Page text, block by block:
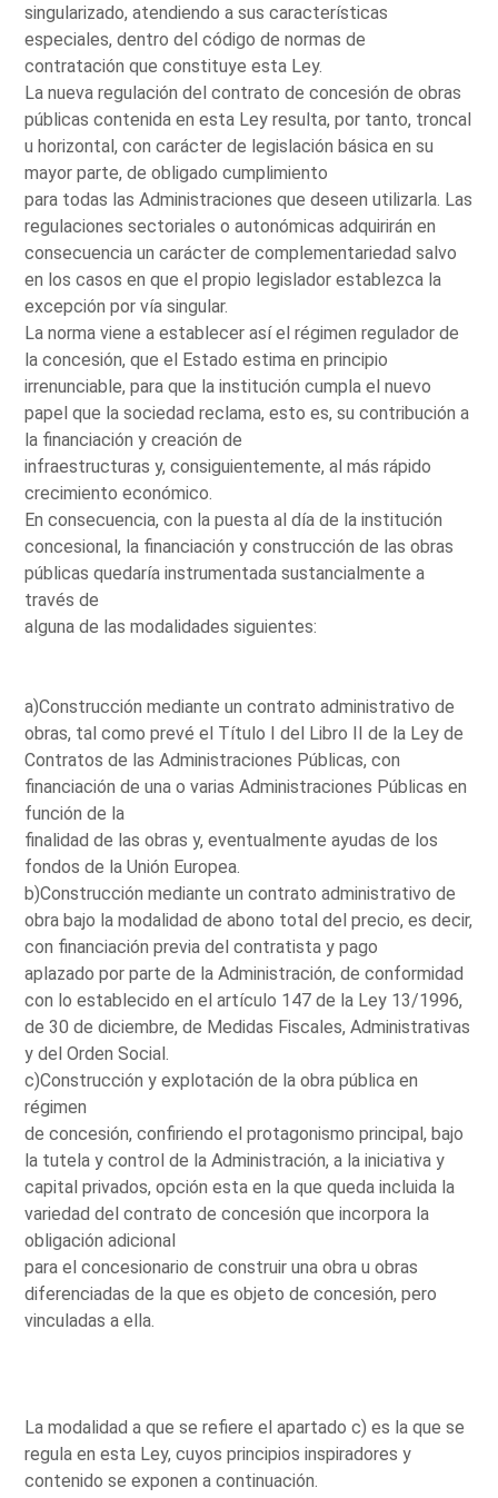
singularizado, atendiendo a sus características
especiales, dentro del código de normas de
contratación que constituye esta Ley.
La nueva regulación del contrato de concesión de obras
públicas contenida en esta Ley resulta, por tanto, troncal
u horizontal, con carácter de legislación básica en su
mayor parte, de obligado cumplimiento
para todas las Administraciones que deseen utilizarla. Las
regulaciones sectoriales o autonómicas adquirirán en
consecuencia un carácter de complementariedad salvo
en los casos en que el propio legislador establezca la
excepción por vía singular.
La norma viene a establecer así el régimen regulador de
la concesión, que el Estado estima en principio
irrenunciable, para que la institución cumpla el nuevo
papel que la sociedad reclama, esto es, su contribución a
la financiación y creación de
infraestructuras y, consiguientemente, al más rápido
crecimiento económico.
En consecuencia, con la puesta al día de la institución
concesional, la financiación y construcción de las obras
públicas quedaría instrumentada sustancialmente a
través de
alguna de las modalidades siguientes:
a)Construcción mediante un contrato administrativo de
obras, tal como prevé el Título I del Libro II de la Ley de
Contratos de las Administraciones Públicas, con
financiación de una o varias Administraciones Públicas en
función de la
finalidad de las obras y, eventualmente ayudas de los
fondos de la Unión Europea.
b)Construcción mediante un contrato administrativo de
obra bajo la modalidad de abono total del precio, es decir,
con financiación previa del contratista y pago
aplazado por parte de la Administración, de conformidad
con lo establecido en el artículo 147 de la Ley 13/1996,
de 30 de diciembre, de Medidas Fiscales, Administrativas
y del Orden Social.
c)Construcción y explotación de la obra pública en
régimen
de concesión, confiriendo el protagonismo principal, bajo
la tutela y control de la Administración, a la iniciativa y
capital privados, opción esta en la que queda incluida la
variedad del contrato de concesión que incorpora la
obligación adicional
para el concesionario de construir una obra u obras
diferenciadas de la que es objeto de concesión, pero
vinculadas a ella.
La modalidad a que se refiere el apartado c) es la que se
regula en esta Ley, cuyos principios inspiradores y
contenido se exponen a continuación.